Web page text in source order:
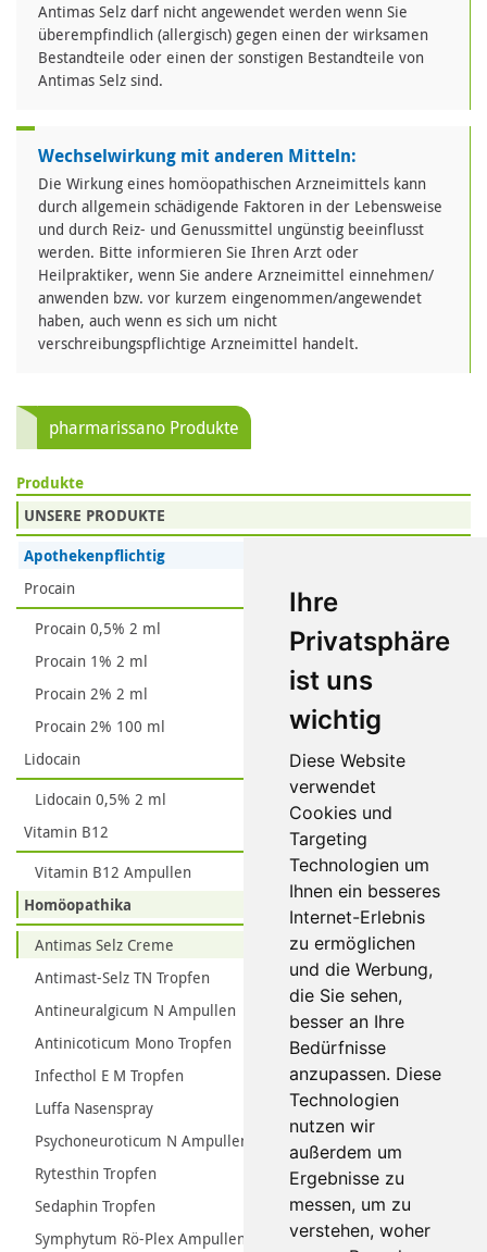
Ihre
Privatsphäre
ist uns
wichtig
Diese Website
verwendet
Cookies und
Targeting
Technologien um
Ihnen ein besseres
Internet-Erlebnis
zu ermöglichen
und die Werbung,
die Sie sehen,
besser an Ihre
Bedürfnisse
anzupassen. Diese
Technologien
nutzen wir
außerdem um
Ergebnisse zu
messen, um zu
verstehen, woher
Antimas Selz darf nicht angewendet werden wenn Sie
überempfindlich (allergisch) gegen einen der wirksamen
Bestandteile oder einen der sonstigen Bestandteile von
Antimas Selz sind.
Wechselwirkung mit anderen Mitteln:
Die Wirkung eines homöopathischen Arzneimittels kann
durch allgemein schädigende Faktoren in der Lebensweise
und durch Reiz- und Genussmittel ungünstig beeinflusst
werden. Bitte informieren Sie Ihren Arzt oder
Heilpraktiker, wenn Sie andere Arzneimittel einnehmen/
anwenden bzw. vor kurzem eingenommen/angewendet
haben, auch wenn es sich um nicht
verschreibungspflichtige Arzneimittel handelt.
pharmarissano Produkte
Produkte
UNSERE PRODUKTE
Apothekenpflichtig
Procain
Procain 0,5% 2 ml
Procain 1% 2 ml
Procain 2% 2 ml
Procain 2% 100 ml
Lidocain
Lidocain 0,5% 2 ml
Vitamin B12
Vitamin B12 Ampullen
Homöopathika
Antimas Selz Creme
Antimast-Selz TN Tropfen
Antineuralgicum N Ampullen
Antinicoticum Mono Tropfen
Infecthol E M Tropfen
Luffa Nasenspray
Psychoneuroticum N Ampullen
Rytesthin Tropfen
Sedaphin Tropfen
Symphytum Rö-Plex Ampullen